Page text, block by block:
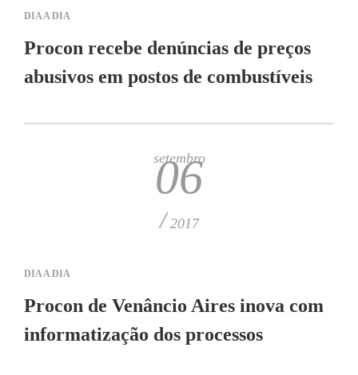
DIA A DIA
Procon recebe denúncias de preços
abusivos em postos de combustíveis
setembro
06
/ 2017
DIA A DIA
Procon de Venâncio Aires inova com
informatização dos processos